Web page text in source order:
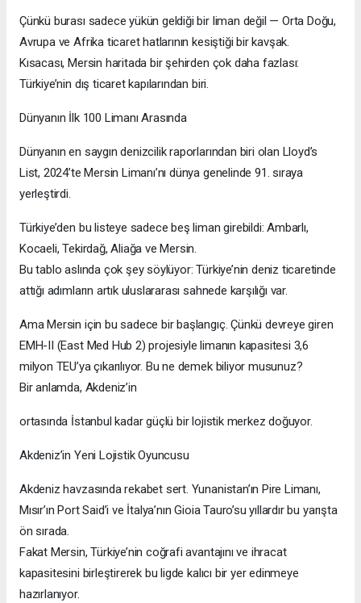
Çünkü burası sadece yükün geldiği bir liman değil — Orta Doğu,
Avrupa ve Afrika ticaret hatlarının kesiştiği bir kavşak.
Kısacası, Mersin haritada bir şehirden çok daha fazlası:
Türkiye’nin dış ticaret kapılarından biri.
Dünyanın İlk 100 Limanı Arasında
Dünyanın en saygın denizcilik raporlarından biri olan Lloyd’s
List, 2024’te Mersin Limanı’nı dünya genelinde 91. sıraya
yerleştirdi.
Türkiye’den bu listeye sadece beş liman girebildi: Ambarlı,
Kocaeli, Tekirdağ, Aliağa ve Mersin.
Bu tablo aslında çok şey söylüyor: Türkiye’nin deniz ticaretinde
attığı adımların artık uluslararası sahnede karşılığı var.
Ama Mersin için bu sadece bir başlangıç. Çünkü devreye giren
EMH-II (East Med Hub 2) projesiyle limanın kapasitesi 3,6
milyon TEU’ya çıkarılıyor. Bu ne demek biliyor musunuz?
Bir anlamda, Akdeniz’in
ortasında İstanbul kadar güçlü bir lojistik merkez doğuyor.
Akdeniz’in Yeni Lojistik Oyuncusu
Akdeniz havzasında rekabet sert. Yunanistan’ın Pire Limanı,
Mısır’ın Port Said’i ve İtalya’nın Gioia Tauro’su yıllardır bu yarışta
ön sırada.
Fakat Mersin, Türkiye’nin coğrafi avantajını ve ihracat
kapasitesini birleştirerek bu ligde kalıcı bir yer edinmeye
hazırlanıyor.